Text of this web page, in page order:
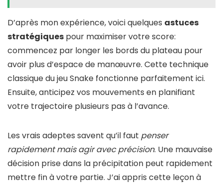
D’après mon expérience, voici quelques astuces
stratégiques pour maximiser votre score:
commencez par longer les bords du plateau pour
avoir plus d’espace de manœuvre. Cette technique
classique du jeu Snake fonctionne parfaitement ici.
Ensuite, anticipez vos mouvements en planifiant
votre trajectoire plusieurs pas à l’avance.
Les vrais adeptes savent qu’il faut penser
rapidement mais agir avec précision. Une mauvaise
décision prise dans la précipitation peut rapidement
mettre fin à votre partie. J’ai appris cette leçon à